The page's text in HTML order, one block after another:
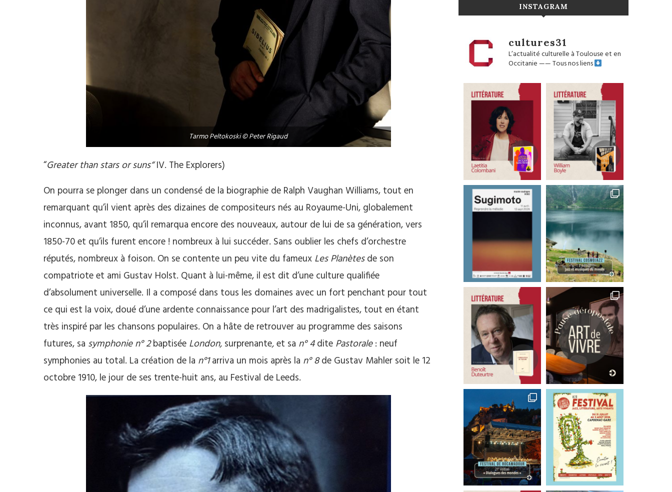
Tarmo Peltokoski © Peter Rigaud
“Greater than stars or suns“IV. The Explorers)
On pourra se plonger dans un condensé de la biographie de Ralph Vaughan Williams, tout en
remarquant qu’il vient après des dizaines de compositeurs nés au Royaume-Uni, globalement
inconnus, avant 1850, qu’il remarqua encore des nouveaux, autour de lui de sa génération, vers
1850-70 et qu’ils furent encore ! nombreux à lui succéder. Sans oublier les chefs d’orchestre
réputés, nombreux à foison. On se contente un peu vite du fameux Les Planètesde son
compatriote et ami Gustav Holst. Quant à lui-même, il est dit d’une culture qualifiée
d’absolument universelle. Il a composé dans tous les domaines avec un fort penchant pour tout
ce qui est la voix, doué d’une ardente connaissance pour l’art des madrigalistes, tout en étant
très inspiré par les chansons populaires. On a hâte de retrouver au programme des saisons
futures, sa symphonie n° 2baptisée London, surprenante,et sa n° 4dite Pastorale: neuf
symphonies au total. La création de la n°1arriva un mois après la n° 8de Gustav Mahler soit le 12
octobre 1910, le jour de ses trente-huit ans, au Festival de Leeds.
INSTAGRAM
cultures31
L’actualité culturelle à Toulouse et en
Occitanie——Tous nos liens